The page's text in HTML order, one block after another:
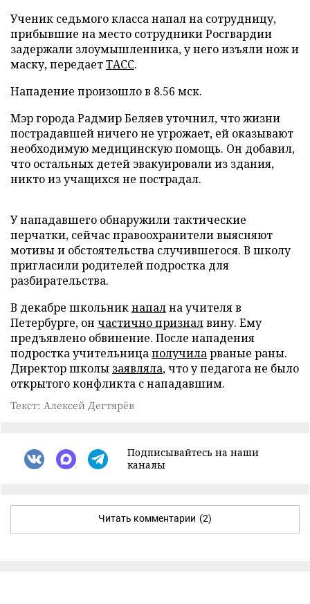
Ученик седьмого класса напал на сотрудницу,
прибывшие на место сотрудники Росгвардии
задержали злоумышленника, у него изъяли нож и
маску, передаетТАСС.
Нападение произошло в 8.56 мск.
Мэр города Радмир Беляев уточнил, что жизни
пострадавшей ничего не угрожает, ей оказывают
необходимую медицинскую помощь. Он добавил,
что остальных детей эвакуировали из здания,
никто из учащихся не пострадал.
У нападавшего обнаружили тактические
перчатки, сейчас правоохранители выясняют
мотивы и обстоятельства случившегося. В школу
пригласили родителей подростка для
разбирательства.
В декабре школьникнапална учителя в
Петербурге, он частично призналвину. Ему
предъявлено обвинение. После нападения
подростка учительницаполучиларваные раны.
Директор школы заявляла, что у педагога не было
открытого конфликта с нападавшим.
Текст: Алексей Дегтярёв
Подписывайтесь на наши
каналы
Читать комментарии (2)